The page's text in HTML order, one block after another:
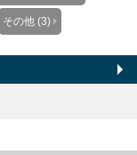
その他 (3)